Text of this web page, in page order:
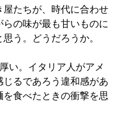
たちが、時代に合わせ
の味が最も甘いものに
う。どうだろうか。
い。イタリア人がアメ
るであろう違和感があ
食べたときの衝撃を思